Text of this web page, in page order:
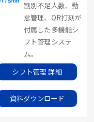
割別不足人数、勤
怠管理、QR打刻が
付属した多機能シ
フト管理システ
ム。
シフト管理 詳細
資料ダウンロード